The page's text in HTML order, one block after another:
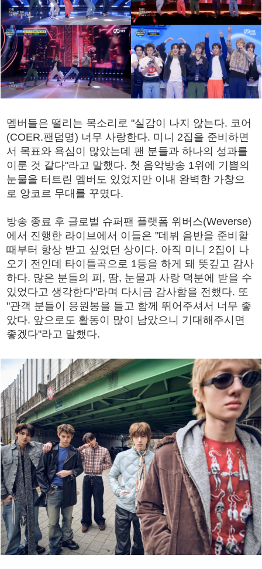
멤버들은 떨리는 목소리로 "실감이 나지 않는다. 코어
(COER.팬덤명) 너무 사랑한다. 미니 2집을 준비하면
서 목표와 욕심이 많았는데 팬 분들과 하나의 성과를
이룬 것 같다"라고 말했다. 첫 음악방송 1위에 기쁨의
눈물을 터트린 멤버도 있었지만 이내 완벽한 가창으
로 앙코르 무대를 꾸몄다.
방송 종료 후 글로벌 슈퍼팬 플랫폼 위버스(Weverse)
에서 진행한 라이브에서 이들은 "데뷔 음반을 준비할
때부터 항상 받고 싶었던 상이다. 아직 미니 2집이 나
오기 전인데 타이틀곡으로 1등을 하게 돼 뜻깊고 감사
하다. 많은 분들의 피, 땀, 눈물과 사랑 덕분에 받을 수
있었다고 생각한다"라며 다시금 감사함을 전했다. 또
"관객 분들이 응원봉을 들고 함께 뛰어주셔서 너무 좋
았다. 앞으로도 활동이 많이 남았으니 기대해주시면
좋겠다"라고 말했다.